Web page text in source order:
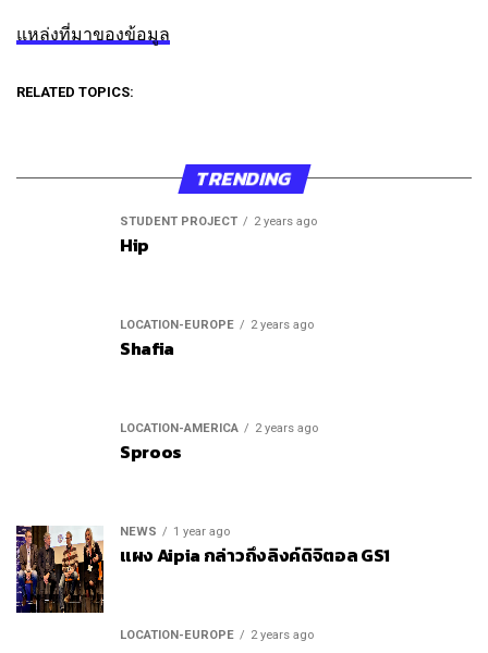
แหล่งที่มาของข้อมูล
RELATED TOPICS:
TRENDING
STUDENT PROJECT 2 years ago
Hip
LOCATION-EUROPE 2 years ago
Shafia
LOCATION-AMERICA 2 years ago
Sproos
NEWS 1 year ago
แผง Aipia กล่าวถึงลิงค์ดิจิตอล GS1
LOCATION-EUROPE 2 years ago